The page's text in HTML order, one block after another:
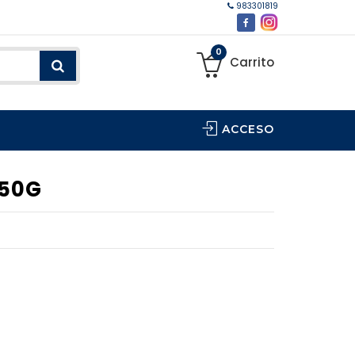
983301819
0
Carrito
ACCESO